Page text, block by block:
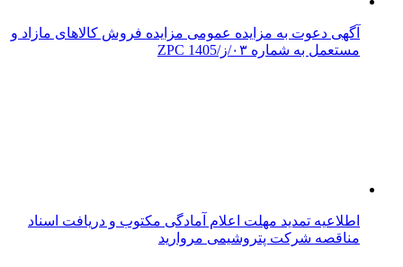
آگهی دعوت به مزایده عمومی مزایده فروش کالاهای مازاد و
مستعمل به شماره ۰۳/ز/ZPC 1405
اطلاعیه تمدید مهلت اعلام آمادگی مکتوب و دریافت اسناد
مناقصه شرکت پتروشیمی مروارید